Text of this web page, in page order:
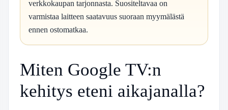
verkkokaupan tarjonnasta. Suositeltavaa on
varmistaa laitteen saatavuus suoraan myymälästä
ennen ostomatkaa.
Miten Google TV:n
kehitys eteni aikajanalla?